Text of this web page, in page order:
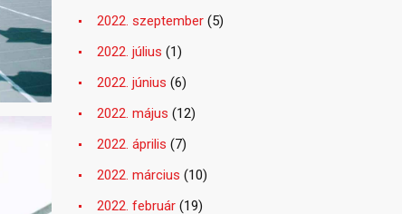
2022. szeptember (5)
2022. július (1)
2022. június (6)
2022. május (12)
2022. április (7)
2022. március (10)
2022. február (19)